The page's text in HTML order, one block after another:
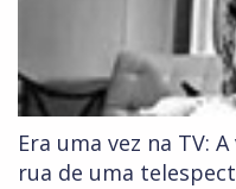
Era uma vez na TV:
rua de uma